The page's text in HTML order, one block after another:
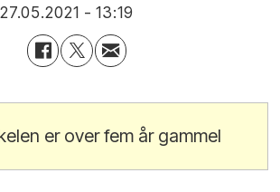
27.05.2021 - 13:19
er over fem år gammel